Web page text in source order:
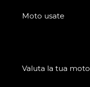
Moto usate
Valuta la tua moto